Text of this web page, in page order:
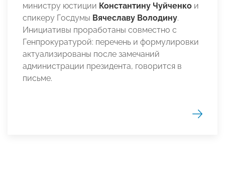
министру юстиции Константину Чуйченко и
спикеру Госдумы Вячеславу Володину.
Инициативы проработаны совместно с
Генпрокуратурой: перечень и формулировки
актуализированы после замечаний
администрации президента, говорится в
письме.